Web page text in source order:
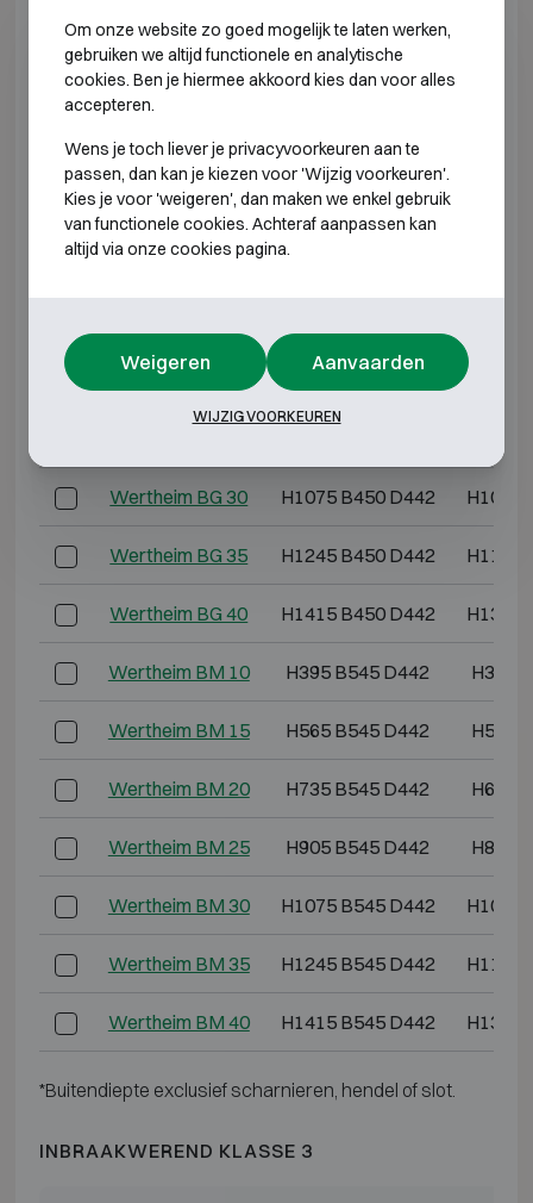
*Buitendiepte exclusief scharnieren, hendel of slot.
INBRAAKWEREND KLASSE 2
Model Buitenmaten (mm)
Wertheim BG 10
Wertheim BG 20
Wertheim BG 30 H1075 B450 D442 H1025
Wertheim BG 35 H1245 B450 D442 H1195
Wertheim BG 40 H1415 B450 D442 H1365
Wertheim BM 10 H395 B545 D442 H345
Wertheim BM 15 H565 B545 D442 H515
Wertheim BM 20 H735 B545 D442 H685
Wertheim BM 25 H905 B545 D442 H855
Wertheim BM 30 H1075 B545 D442 H1025
Wertheim BM 35 H1245 B545 D442 H1195
Wertheim BM 40 H1415 B545 D442 H1365
*Buitendiepte exclusief scharnieren, hendel of slot.
INBRAAKWEREND KLASSE 3
Om onze website zo goed mogelijk te laten werken,
gebruiken we altijd functionele en analytische
cookies. Ben je hiermee akkoord kies dan voor alles
accepteren.
Wens je toch liever je privacyvoorkeuren aan te
passen, dan kan je kiezen voor 'Wijzig voorkeuren'.
Kies je voor 'weigeren', dan maken we enkel gebruik
van functionele cookies. Achteraf aanpassen kan
altijd via onze cookies pagina.
Weigeren Aanvaarden
WIJZIG VOORKEUREN